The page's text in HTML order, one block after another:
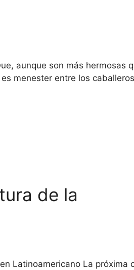
aunque son más hermosas
menester entre los
de la
Latinoamericano La próxima